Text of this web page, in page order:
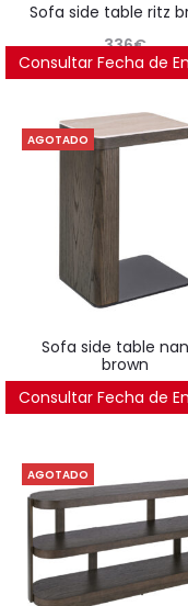
sofa side table ritz
336€
Consultar Fecha de
AGOTADO
sofa side table nando
brown
353€
Consultar Fecha de
AGOTADO